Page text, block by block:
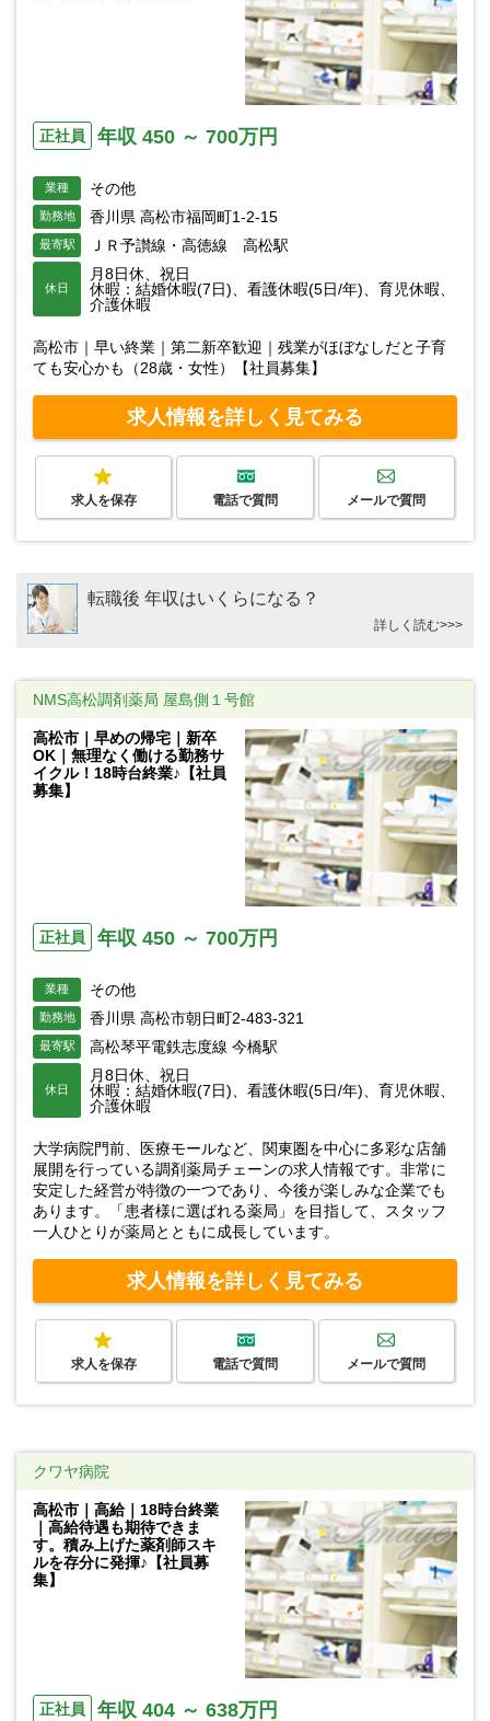
正社員 年収 450 ～ 700万円
業種 その他
勤務地 香川県 高松市福岡町1-2-15
最寄駅 ＪＲ予讃線・高徳線 高松駅
休日
月8日休、祝日
休暇：結婚休暇(7日)、看護休暇(5日/年)、育児休暇、
介護休暇
高松市｜早い終業｜第二新卒歓迎｜残業がほぼなしだと子育
ても安心かも（28歳・女性）【社員募集】
求人情報を詳しく見てみる
求人を保存 電話で質問 メールで質問
転職後 年収はいくらになる？
詳しく読む>>>
NMS高松調剤薬局 屋島側１号館
高松市｜早めの帰宅｜新卒
OK｜無理なく働ける勤務サ
イクル！18時台終業♪【社員
募集】
正社員 年収 450 ～ 700万円
業種 その他
勤務地 香川県 高松市朝日町2-483-321
最寄駅 高松琴平電鉄志度線 今橋駅
休日
月8日休、祝日
休暇：結婚休暇(7日)、看護休暇(5日/年)、育児休暇、
介護休暇
大学病院門前、医療モールなど、関東圏を中心に多彩な店舗
展開を行っている調剤薬局チェーンの求人情報です。非常に
安定した経営が特徴の一つであり、今後が楽しみな企業でも
あります。「患者様に選ばれる薬局」を目指して、スタッフ
一人ひとりが薬局とともに成長しています。
求人情報を詳しく見てみる
求人を保存 電話で質問 メールで質問
クワヤ病院
高松市｜高給｜18時台終業
｜高給待遇も期待できま
す。積み上げた薬剤師スキ
ルを存分に発揮♪【社員募
集】
正社員 年収 404 ～ 638万円